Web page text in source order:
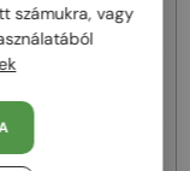
Napszemüvegek
005 - 57
számukra, vagy